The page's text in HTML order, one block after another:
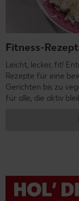
Fitness-
Leicht, lecker, fit!
Rezepte für eine
Gerichten bis zu
für alle, die aktiv